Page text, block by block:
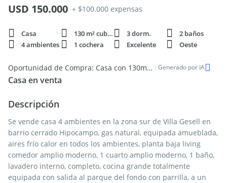
USD 150.000 + $100.000 expensas
Casa 130 m² cubie. 3 dorm.
2 baños
4 ambientes
1 cochera Excelente Oeste
Oportunidad de Compra: Casa con 130m² en Sur, Villa Gesell | Generado por IA
Casa en venta
Descripción
Se vende casa 4 ambientes en la zona sur de Villa Gesell en
barrio cerrado Hipocampo, gas natural, equipada amueblada,
aires frío calor en todos los ambientes, planta baja living
comedor amplio moderno, 1 cuarto amplio moderno, 1 baño,
lavadero interno, completo, cocina grande totalmente
equipada con salida al parque del fondo con parrilla, a un